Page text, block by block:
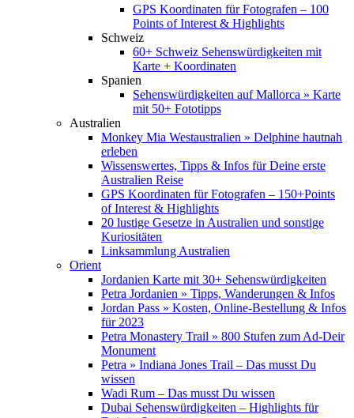
GPS Koordinaten für Fotografen – 100
Points of Interest & Highlights
Schweiz
60+ Schweiz Sehenswürdigkeiten mit
Karte + Koordinaten
Spanien
Sehenswürdigkeiten auf Mallorca » Karte
mit 50+ Fototipps
Australien
Monkey Mia Westaustralien » Delphine hautnah
erleben
Wissenswertes, Tipps & Infos für Deine erste
Australien Reise
GPS Koordinaten für Fotografen – 150+Points
of Interest & Highlights
20 lustige Gesetze in Australien und sonstige
Kuriositäten
Linksammlung Australien
Orient
Jordanien Karte mit 30+ Sehenswürdigkeiten
Petra Jordanien » Tipps, Wanderungen & Infos
Jordan Pass » Kosten, Online-Bestellung & Infos
für 2023
Petra Monastery Trail » 800 Stufen zum Ad-Deir
Monument
Petra » Indiana Jones Trail – Das musst Du
wissen
Wadi Rum – Das musst Du wissen
Dubai Sehenswürdigkeiten – Highlights für